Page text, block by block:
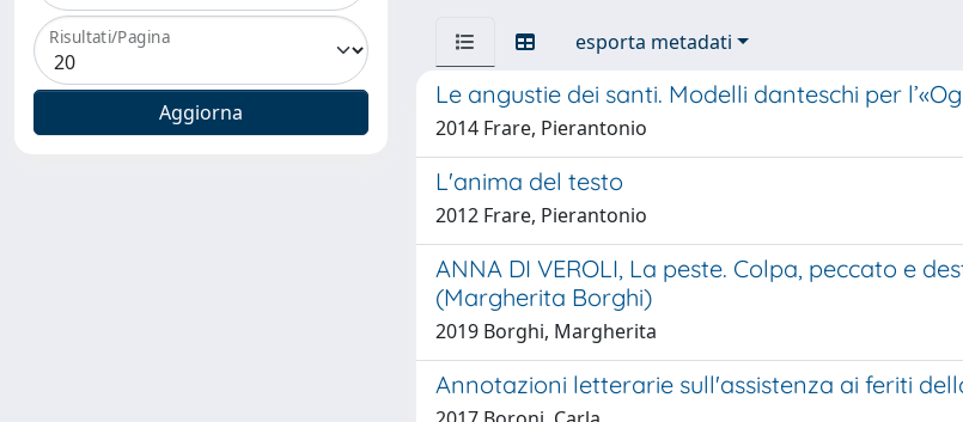
Risultati/Pagina esporta metadati
Le angustie dei santi. Modelli danteschi per
2014 Frare, Pierantonio
L'anima del testo
2012 Frare, Pierantonio
ANNA DI VEROLI, La peste. Colpa, peccato e
(Margherita Borghi)
2019 Borghi, Margherita
Annotazioni letterarie sull'assistenza ai feriti